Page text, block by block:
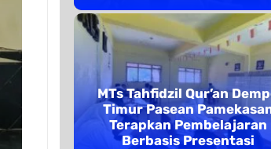
MTs Tahfidzil Qur’an
Timur Pasean
Terapkan Pembelajaran
Berbasis Presentasi